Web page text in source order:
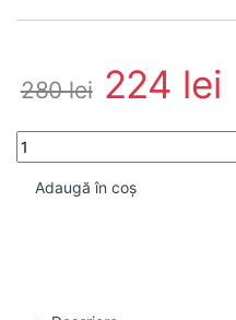
280lei 224 lei
Monitor second hand Dell
Adaugă în coș